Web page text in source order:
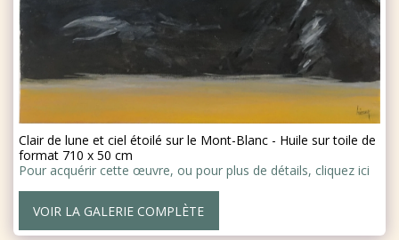
Clair de lune et ciel étoilé sur le Mont-Blanc - Huile sur toile de
format 710 x 50 cm
Pour acquérir cette œuvre, ou pour plus de détails, cliquez ici
VOIR LA GALERIE COMPLÈTE